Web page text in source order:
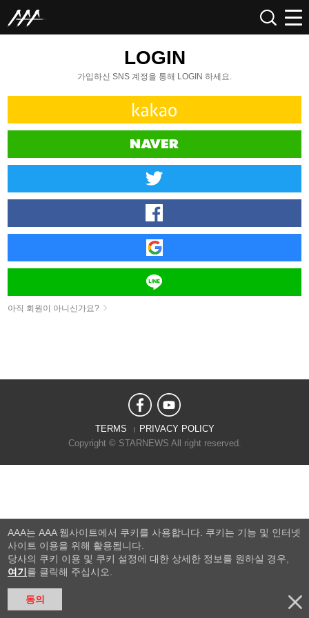
LOGIN
가입하신 SNS 계정을 통해 LOGIN 하세요.
아직 회원이 아니신가요?
TERMS
PRIVACY POLICY
Copyright © STARNEWS All right reserved.
AAA는 AAA 웹사이트에서 쿠키를 사용합니다. 쿠키는 기능 및 인터넷
사이트 이용을 위해 활용됩니다.
당사의 쿠키 이용 및 쿠키 설정에 대한 상세한 정보를 원하실 경우,
여기 를 클릭해 주십시오.
동의